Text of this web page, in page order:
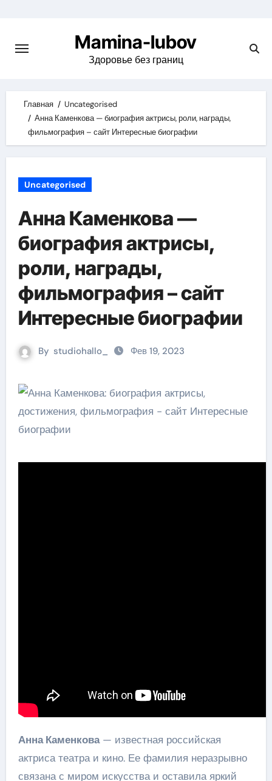
content
Mamina-lubov
Здоровье без границ
Главная
Uncategorised
Анна Каменкова — биография актрисы, роли, награды,
фильмография – сайт Интересные биографии
Uncategorised
Анна Каменкова —
биография актрисы,
роли, награды,
фильмография – сайт
Интересные биографии
By studiohallo_ Фев 19, 2023
Анна Каменкова— известная российская
актриса театра и кино. Ее фамилия неразрывно
связана с миром искусства и оставила яркий